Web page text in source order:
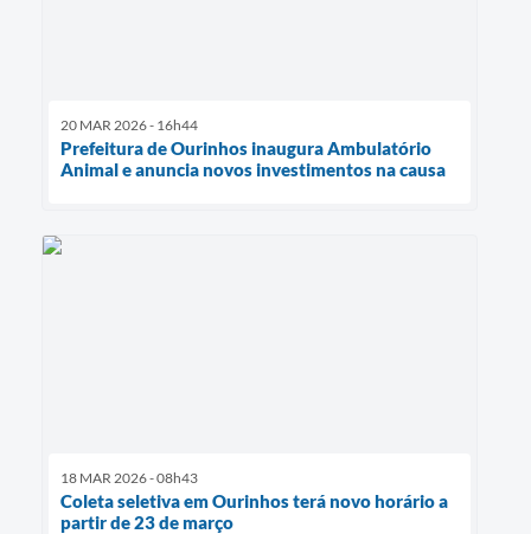
20 MAR 2026 - 16h44
Prefeitura de Ourinhos inaugura Ambulatório
Animal e anuncia novos investimentos na causa
18 MAR 2026 - 08h43
Coleta seletiva em Ourinhos terá novo horário a
partir de 23 de março